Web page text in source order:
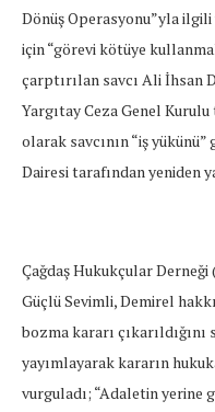
Dönüş Operasyonu”yla
için “görevi kötüye
çarptırılan savcı Ali İhsan
Yargıtay Ceza Genel
olarak savcının “iş
Dairesi tarafından yeniden
Çağdaş Hukukçular
Güçlü Sevimli, Demirel
bozma kararı
yayımlayarak kararın
vurguladı; “Adaletin yerine